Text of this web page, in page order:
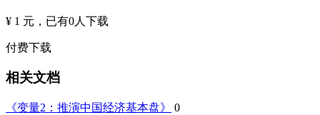
¥ 1 元 ，已有0人下载
付费下载
相关文档
《变量2：推演中国经济基本盘》
0